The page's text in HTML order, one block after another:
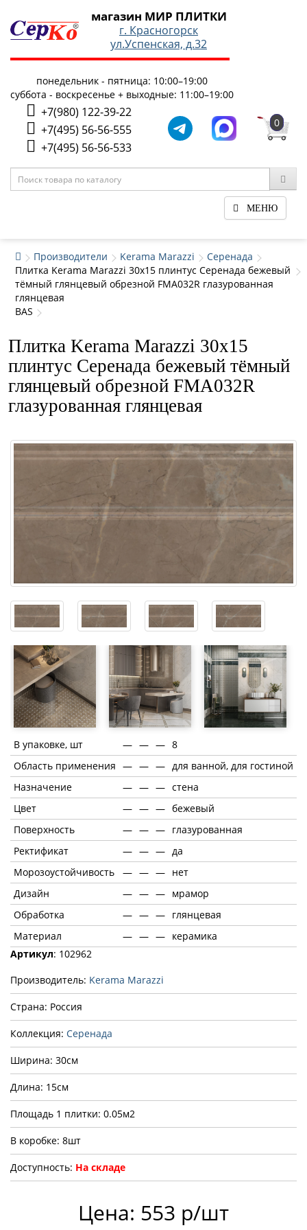
магазин МИР ПЛИТКИ
г. Красногорск
ул.Успенская, д.32
понедельник - пятница: 10:00–19:00
суббота - воскресенье + выходные: 11:00–19:00
+7(980) 122-39-22
+7(495) 56-56-555
+7(495) 56-56-533
0
МЕНЮ
Производители Kerama Marazzi
Серенада
Плитка Kerama Marazzi 30x15 плинтус Серенада бежевый
тёмный глянцевый обрезной FMA032R глазурованная
глянцевая
BAS
Плитка Kerama Marazzi 30x15
плинтус Серенада бежевый тёмный
глянцевый обрезной FMA032R
глазурованная глянцевая
В упаковке, шт — — — 8
Область применения — — — для ванной, для гостиной
Назначение
— — — стена
Цвет
— — — бежевый
Поверхность
— — — глазурованная
Ректификат
— — — да
Морозоустойчивость
— — — нет
Дизайн
— — — мрамор
Обработка
— — — глянцевая
Материал
— — — керамика
Артикул: 102962
Производитель: Kerama Marazzi
Страна: Россия
Коллекция: Серенада
Ширина: 30см
Длина: 15см
Площадь 1 плитки: 0.05м2
В коробке: 8шт
Доступность: На складе
Цена: 553 р/шт